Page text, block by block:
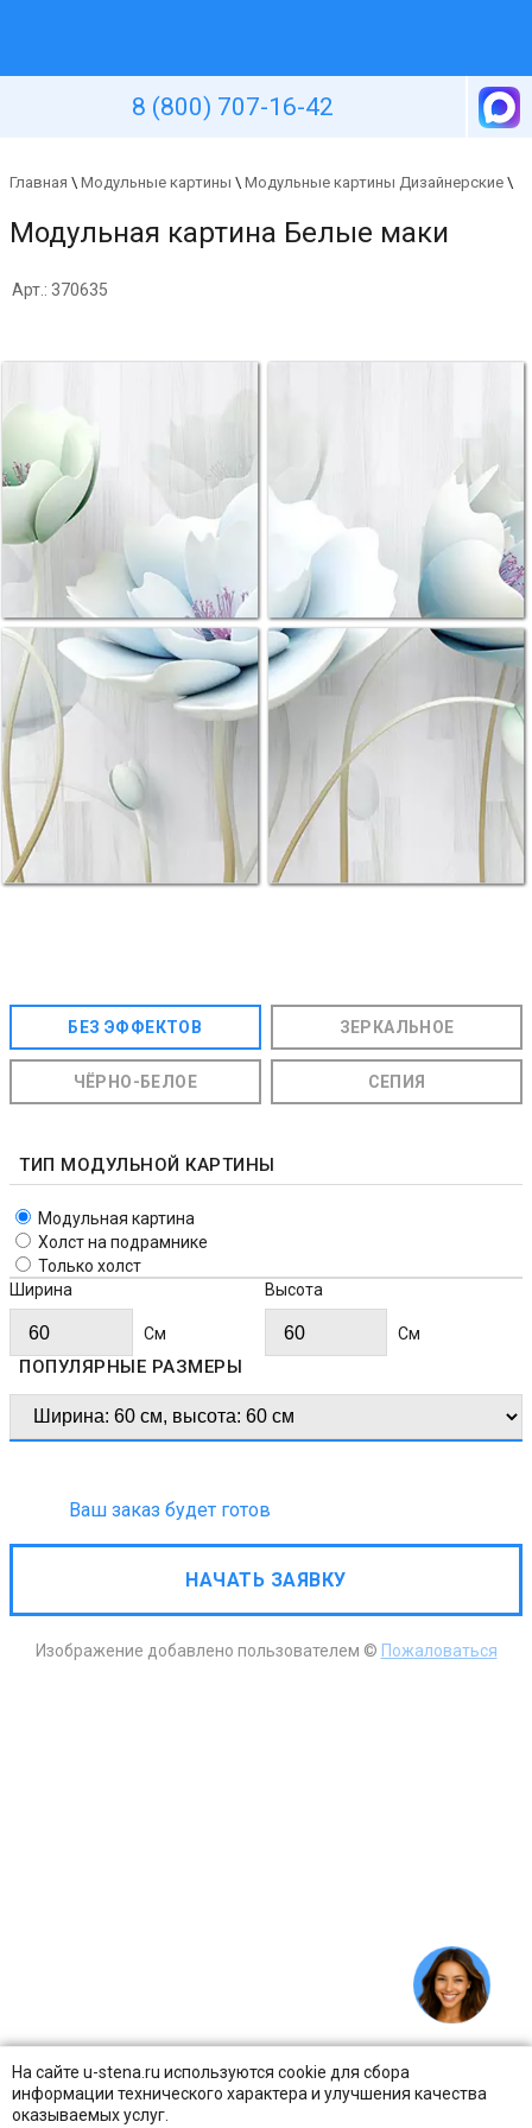
На сайте u-stena.ru используются cookie для сбора
информации технического характера и улучшения качества
оказываемых услуг.
8 (800) 707-16-42
Главная \ Модульные картины \ Модульные картины Дизайнерские \
Модульная картина Белые маки
Арт.: 370635
БЕЗ ЭФФЕКТОВ ЗЕРКАЛЬНОЕ
ЧЁРНО-БЕЛОЕ СЕПИЯ
ТИП МОДУЛЬНОЙ КАРТИНЫ
Модульная картина
Холст на подрамнике
Только холст
Ширина
Cм
Высота
Cм
ПОПУЛЯРНЫЕ РАЗМЕРЫ
Ваш заказ будет готов
НАЧАТЬ ЗАЯВКУ
Изображение добавлено пользователем © Пожаловаться